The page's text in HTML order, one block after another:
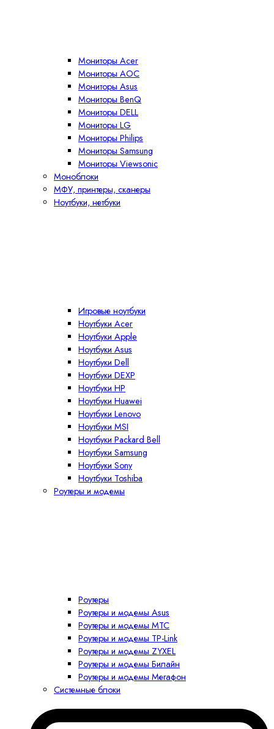
Мониторы Acer
Мониторы AOC
Мониторы Asus
Мониторы BenQ
Мониторы DELL
Мониторы LG
Мониторы Philips
Мониторы Samsung
Мониторы Viewsonic
Моноблоки
МФУ, принтеры, сканеры
Ноутбуки, нетбуки
Игровые ноутбуки
Ноутбуки Acer
Ноутбуки Apple
Ноутбуки Asus
Ноутбуки Dell
Ноутбуки DEXP
Ноутбуки HP
Ноутбуки Huawei
Ноутбуки Lenovo
Ноутбуки MSI
Ноутбуки Packard Bell
Ноутбуки Samsung
Ноутбуки Sony
Ноутбуки Toshiba
Роутеры и модемы
Роутеры
Роутеры и модемы Asus
Роутеры и модемы MTC
Роутеры и модемы TP-Link
Роутеры и модемы ZYXEL
Роутеры и модемы Билайн
Роутеры и модемы Мегафон
Системные блоки